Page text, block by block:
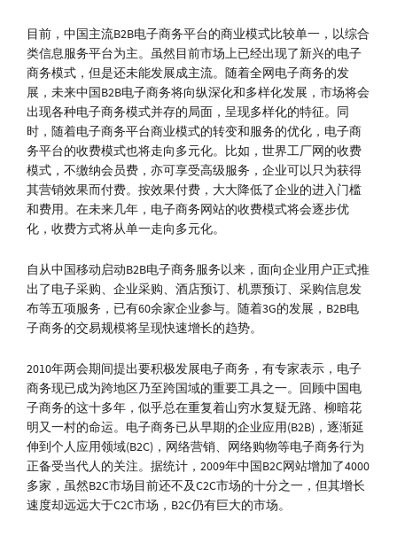
目前，中国主流B2B电子商务平台的商业模式比较单一，以综合
类信息服务平台为主。虽然目前市场上已经出现了新兴的电子
商务模式，但是还未能发展成主流。随着全网电子商务的发
展，未来中国B2B电子商务将向纵深化和多样化发展，市场将会
出现各种电子商务模式并存的局面，呈现多样化的特征。同
时，随着电子商务平台商业模式的转变和服务的优化，电子商
务平台的收费模式也将走向多元化。比如，世界工厂网的收费
模式，不缴纳会员费，亦可享受高级服务，企业可以只为获得
其营销效果而付费。按效果付费，大大降低了企业的进入门槛
和费用。在未来几年，电子商务网站的收费模式将会逐步优
化，收费方式将从单一走向多元化。
自从中国移动启动B2B电子商务服务以来，面向企业用户正式推
出了电子采购、企业采购、酒店预订、机票预订、采购信息发
布等五项服务，已有60余家企业参与。随着3G的发展，B2B电
子商务的交易规模将呈现快速增长的趋势。
2010年两会期间提出要积极发展电子商务，有专家表示，电子
商务现已成为跨地区乃至跨国域的重要工具之一。回顾中国电
子商务的这十多年，似乎总在重复着山穷水复疑无路、柳暗花
明又一村的命运。电子商务已从早期的企业应用(B2B)，逐渐延
伸到个人应用领域(B2C)，网络营销、网络购物等电子商务行为
正备受当代人的关注。据统计，2009年中国B2C网站增加了4000
多家，虽然B2C市场目前还不及C2C市场的十分之一，但其增长
速度却远远大于C2C市场，B2C仍有巨大的市场。